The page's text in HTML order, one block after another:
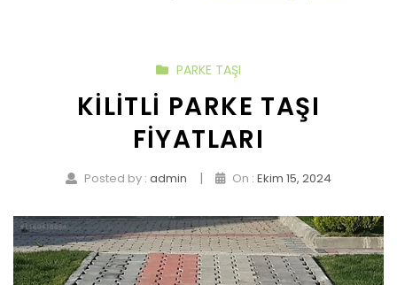
PARKE TAŞI
KILITLI PARKE TAŞI
FIYATLARI
Posted by : admin | On : Ekim 15, 2024